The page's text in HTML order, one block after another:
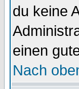
du keine
einen
Nach